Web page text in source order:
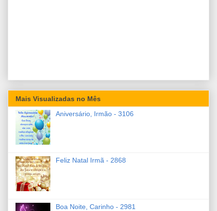
Mais Visualizadas no Mês
Aniversário, Irmão - 3106
Feliz Natal Irmã - 2868
Boa Noite, Carinho - 2981